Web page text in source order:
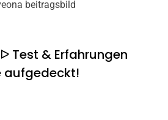
Test & Erfahrungen
aufgedeckt!